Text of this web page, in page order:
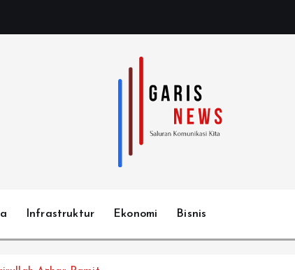
Infrastruktur Ekonomi Bisnis